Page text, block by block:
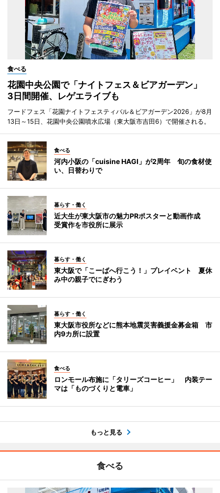
食べる
花園中央公園で「ナイトフェス＆ビアガーデン」
3日間開催、レゲエライブも
フードフェス「花園ナイトフェスティバル＆ビアガーデン2026」が8月
13日～15日、花園中央公園噴水広場（東大阪市吉田6）で開催される。
食べる
河内小阪の「cuisine HAGI」が2周年 旬の食材使
い、日替わりで
暮らす・働く
近大生が東大阪市の魅力PRポスターと動画作成
受賞作を市役所に展示
暮らす・働く
東大阪で「こーばへ行こう！」プレイベント 夏休
み中の親子でにぎわう
暮らす・働く
東大阪市役所などに熊本地震災害義援金募金箱 市
内9カ所に設置
食べる
ロンモール布施に「タリーズコーヒー」 内装テー
マは「ものづくりと電車」
もっと見る
食べる